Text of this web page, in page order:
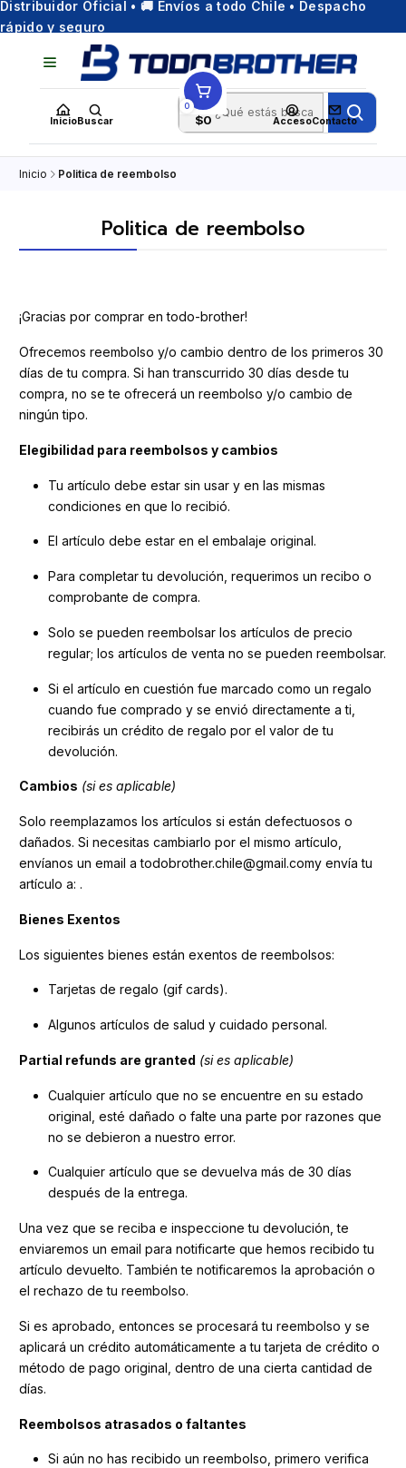
Distribuidor Oficial • 🚚 Envíos a todo Chile • Despacho
rápido y seguro
InicioBuscar
0
$0 AccesoContacto
Inicio Politica de reembolso
Politica de reembolso
¡Gracias por comprar en todo-brother!
Ofrecemos reembolso y/o cambio dentro de los primeros 30
días de tu compra. Si han transcurrido 30 días desde tu
compra, no se te ofrecerá un reembolso y/o cambio de
ningún tipo.
Elegibilidad para reembolsos y cambios
Tu artículo debe estar sin usar y en las mismas
condiciones en que lo recibió.
El artículo debe estar en el embalaje original.
Para completar tu devolución, requerimos un recibo o
comprobante de compra.
Solo se pueden reembolsar los artículos de precio
regular; los artículos de venta no se pueden reembolsar.
Si el artículo en cuestión fue marcado como un regalo
cuando fue comprado y se envió directamente a ti,
recibirás un crédito de regalo por el valor de tu
devolución.
Cambios (si es aplicable)
Solo reemplazamos los artículos si están defectuosos o
dañados. Si necesitas cambiarlo por el mismo artículo,
envíanos un email a todobrother.chile@gmail.comy envía tu
artículo a: .
Bienes Exentos
Los siguientes bienes están exentos de reembolsos:
Tarjetas de regalo (gif cards).
Algunos artículos de salud y cuidado personal.
Partial refunds are granted (si es aplicable)
Cualquier artículo que no se encuentre en su estado
original, esté dañado o falte una parte por razones que
no se debieron a nuestro error.
Cualquier artículo que se devuelva más de 30 días
después de la entrega.
Una vez que se reciba e inspeccione tu devolución, te
enviaremos un email para notificarte que hemos recibido tu
artículo devuelto. También te notificaremos la aprobación o
el rechazo de tu reembolso.
Si es aprobado, entonces se procesará tu reembolso y se
aplicará un crédito automáticamente a tu tarjeta de crédito o
método de pago original, dentro de una cierta cantidad de
días.
Reembolsos atrasados ​​o faltantes
Si aún no has recibido un reembolso, primero verifica